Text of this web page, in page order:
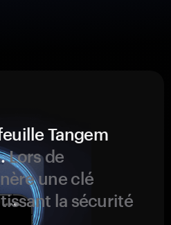
Tangem
Lors de
une clé
la sécurité